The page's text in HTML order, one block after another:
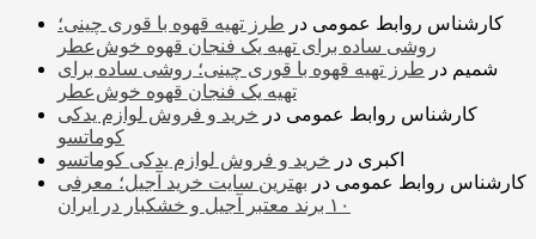
کارشناس روابط عمومی در طرز تهیه قهوه با قوری چینی؛
روشی ساده برای تهیه یک فنجان قهوه خوش‌عطر
شمیم در طرز تهیه قهوه با قوری چینی؛ روشی ساده برای
تهیه یک فنجان قهوه خوش‌عطر
کارشناس روابط عمومی در خرید و فروش لوازم یدکی
کوماتسو
اکبری در خرید و فروش لوازم یدکی کوماتسو
کارشناس روابط عمومی در بهترین سایت خرید آجیل؛ معرفی
۱۰ برند معتبر آجیل و خشکبار در ایران